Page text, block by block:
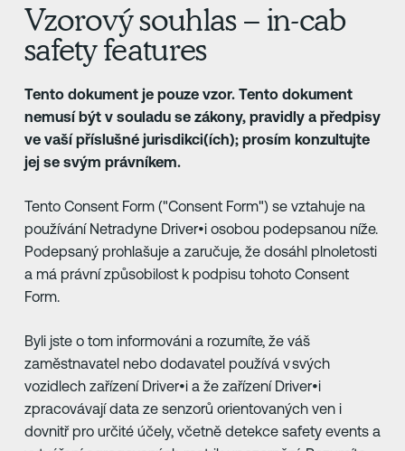
Vzorový souhlas – in-cab
safety features
Tento dokument je pouze vzor. Tento dokument
nemusí být v souladu se zákony, pravidly a předpisy
ve vaší příslušné jurisdikci(ích); prosím konzultujte
jej se svým právníkem.
Tento Consent Form ("Consent Form") se vztahuje na
používání Netradyne Driver•i osobou podepsanou níže.
Podepsaný prohlašuje a zaručuje, že dosáhl plnoletosti
a má právní způsobilost k podpisu tohoto Consent
Form.
Byli jste o tom informováni a rozumíte, že váš
zaměstnavatel nebo dodavatel používá v svých
vozidlech zařízení Driver•i a že zařízení Driver•i
zpracovávají data ze senzorů orientovaných ven i
dovnitř pro určité účely, včetně detekce safety events a